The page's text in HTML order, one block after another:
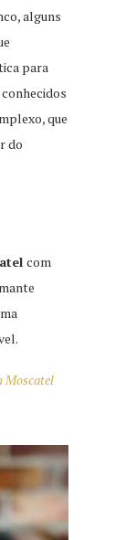
alguns
para
que
do
com
Moscatel